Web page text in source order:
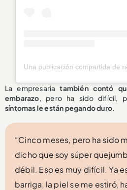
La empresariatambién contó
embarazo , pero ha sido difícil,
síntomas le están pegando duro.
“Cinco meses, pero ha sido
dicho que soy súper
débil. Eso es muy difícil. Ya
barriga, la piel se me estiró,